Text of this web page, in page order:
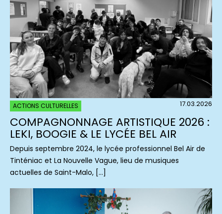
ACTIONS CULTURELLES 17.03.2026
COMPAGNONNAGE ARTISTIQUE 2026 :
LEKI, BOOGIE & LE LYCÉE BEL AIR
Depuis septembre 2024, le lycée professionnel Bel Air de
Tinténiac et La Nouvelle Vague, lieu de musiques
actuelles de Saint-Malo, […]